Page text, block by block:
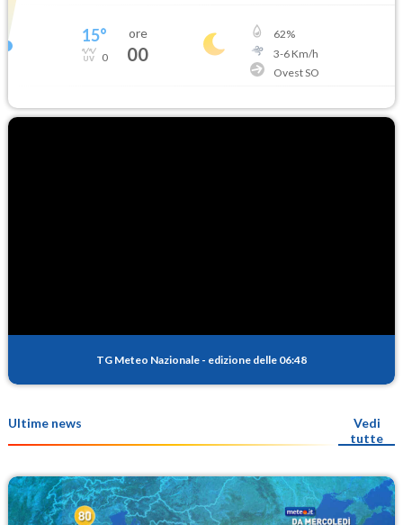
15°
0
ore
00
62%
3-6Km/h
Ovest SO
TG Meteo Nazionale - edizione delle 06:48
Ultime news
Vedi
tutte